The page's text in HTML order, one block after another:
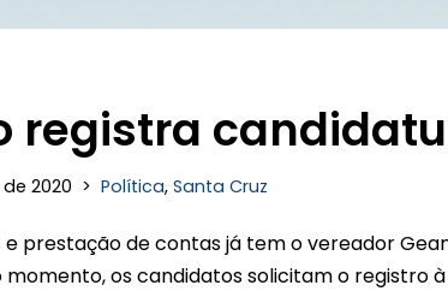
registra
2020 Política, Santa Cruz
prestação de contas já tem o vereador
os candidatos solicitam o registro